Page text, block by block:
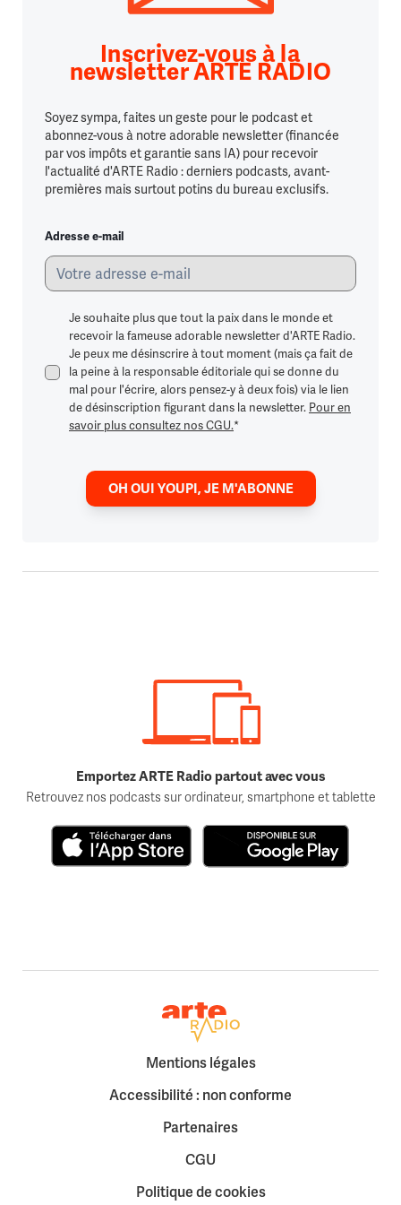
Inscrivez-vous à la
newsletter ARTE RADIO
Soyez sympa, faites un geste pour le podcast et
abonnez-vous à notre adorable newsletter (financée
par vos impôts et garantie sans IA) pour recevoir
l'actualité d'ARTE Radio : derniers podcasts, avant-
premières mais surtout potins du bureau exclusifs.
Adresse e-mail
Je souhaite plus que tout la paix dans le monde et
recevoir la fameuse adorable newsletter d'ARTE Radio.
Je peux me désinscrire à tout moment (mais ça fait de
la peine à la responsable éditoriale qui se donne du
mal pour l'écrire, alors pensez-y à deux fois) via le lien
de désinscription figurant dans la newsletter. Pour en
savoir plus consultez nos CGU.*
OH OUI YOUPI, JE M'ABONNE
Emportez ARTE Radio partout avec vous
Retrouvez nos podcasts sur ordinateur, smartphone et tablette
Retour à la page d'accueil
Mentions légales
Accessibilité : non conforme
Partenaires
CGU
Politique de cookies